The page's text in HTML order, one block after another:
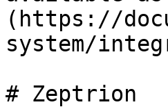
(https://
system/
# Zeptrion